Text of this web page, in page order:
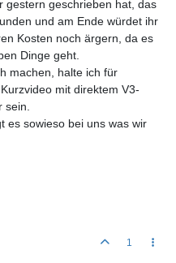
gestern geschrieben hat, das
und am Ende würdet ihr
Kosten noch ärgern, da es
Dinge geht.
machen, halte ich für
mit direktem V3-
es sowieso bei uns was wir
1